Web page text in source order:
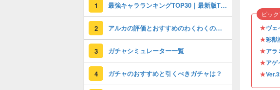
★ヴェ
★彩獣
★アラ
★アゲ
★
ピッ
1 最強キャラランキングTOP30｜最新版Tier
2 アルカの評価とおすすめのわくわくの実｜どっちが強い？
3 ガチャシミュレーター一覧
4 ガチャのおすすめと引くべきガチャは？